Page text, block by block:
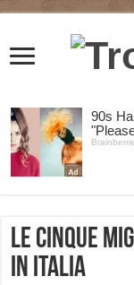
Le cinque
in Italia